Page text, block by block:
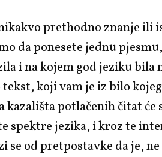
prethodno znanje ili
da ponesete jednu
i na kojem god jeziku bila
koji vam je iz bilo
kazališta potlačenih čitat će
jezika, i kroz te
od pretpostavke da je, ne